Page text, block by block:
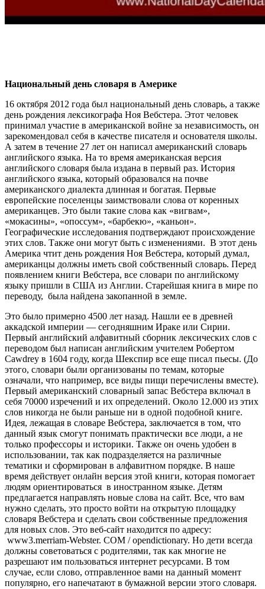
Национальный день словаря в Америке
16 октября 2012 года был национальный день словарь, а также
день рождения лексикографа Ноя Вебстера. Этот человек
принимал участие в американской войне за независимость, он
зарекомендовал себя в качестве писателя и основателя школы.
А затем в течение 27 лет он написал американский словарь
английского языка. На то время американская версия
английского словаря была издана в первый раз. История
английского языка, который образовался на почве
американского диалекта длинная и богатая. Первые
европейские поселенцы заимствовали слова от коренных
американцев. Это были такие слова как «вигвам»,
«мокасины», «опоссум», «барбекю», «каньон».
Географические исследования подтверждают происхождение
этих слов. Также они могут быть с изменениями. В этот день
Америка чтит день рождения Ноя Вебстера, который думал,
американцы должны иметь свой собственный словарь. Перед
появлением книги Вебстера, все словари по английскому
языку пришли в США из Англии. Старейшая книга в мире по
переводу, была найдена закопанной в земле.
Это было примерно 4500 лет назад. Нашли ее в древней
аккадской империи — сегодняшним Ираке или Сирии.
Первый английский алфавитный сборник лексических слов с
переводом был написан английским учителем Робертом
Cawdrey в 1604 году, когда Шекспир все еще писал пьесы. (До
этого, словари были организованы по темам, которые
означали, что например, все виды пищи перечислены вместе).
Первый американский словарный запас Вебстера включал в
себя 70000 изречений и их определений. Около 12.000 из этих
слов никогда не были раньше ни в одной подобной книге.
Идея, лежащая в словаре Вебстера, заключается в том, что
данный язык смогут понимать практически все люди, а не
только профессоры и историки. Также он очень удобен в
использовании, так как подразделяется на различные
тематики и сформирован в алфавитном порядке. В наше
время действует онлайн версия этой книги, которая помогает
людям ориентироваться в иностранном языке. Детям
предлагается направлять новые слова на сайт. Все, что вам
нужно сделать, это просто войти на открытую площадку
словаря Вебстера и сделать свои собственные предложения
для новых слов. Это веб-сайт находится по адресу:
www3.merriam-Webster. COM / opendictionary. Но дети всегда
должны советоваться с родителями, так как многие не
разрешают им пользоваться интернет ресурсами. В том
случае, если слово, отправленное вами на данный момент
популярно, его напечатают в бумажной версии этого словаря.